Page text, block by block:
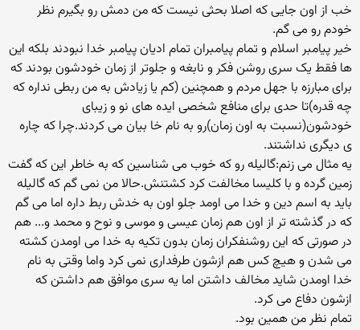
خب از اون جایی که اصلا بحثی نیست که من دمش رو بگیرم نظر
خودم رو می گم.
خیر پیامبر اسلام و تمام پیامبران تمام ادیان پیامبر خدا نبودند بلکه این
ها فقط یک سری روشن فکر و نابغه و جلوتر از زمان خودشون بودند که
برای مبارزه با جهل مردم و همچنین (کم یا زیادش به من ربطی نداره که
چه قدره)تا حدی برای منافع شخصی ایده های نو و زیبای
خودشون(نسبت به اون زمان)رو به نام خا بیان می کردند.چرا که چاره
ی دیگری نداشتند.
یه مثال می زنم:گالیله رو که خوب می شناسین که به خاطر این که گفت
زمین گرده و با کلیسا مخالفت کرد کشتنش.حالا من نمی گم که گالیله
باید به اسم دین و خدا می اومد جلو اون به خدش ربط داره اما می گم
که در گذشته تر از اون هم زمان عیسی و موسی و نوح و محمد و... هم
در صورتی که این روشنفکران زمان بدون تکیه به خدا می اومدن کشته
می شدن و هیچ کس هم ازشون طرفداری نمی کرد واما وقتی به نام
خدا اومدن شاید مخالف داشتن اما یه سری موافق هم داشتن که
ازشون دفاع می کرد.
تمام نظر من همین بود.